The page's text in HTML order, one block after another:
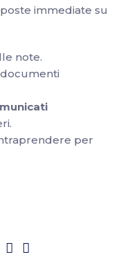
immediate su
note.
per